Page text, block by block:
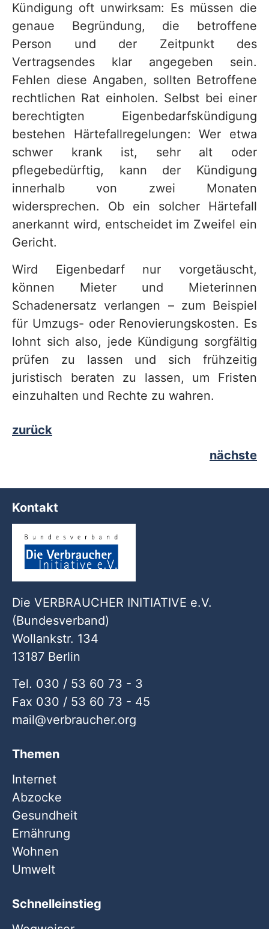
Kündigung oft unwirksam: Es müssen die
genaue Begründung, die betroffene
Person und der Zeitpunkt des
Vertragsendes klar angegeben sein.
Fehlen diese Angaben, sollten Betroffene
rechtlichen Rat einholen. Selbst bei einer
berechtigten Eigenbedarfskündigung
bestehen Härtefallregelungen: Wer etwa
schwer krank ist, sehr alt oder
pflegebedürftig, kann der Kündigung
innerhalb von zwei Monaten
widersprechen. Ob ein solcher Härtefall
anerkannt wird, entscheidet im Zweifel ein
Gericht.
Wird Eigenbedarf nur vorgetäuscht,
können Mieter und Mieterinnen
Schadenersatz verlangen – zum Beispiel
für Umzugs- oder Renovierungskosten. Es
lohnt sich also, jede Kündigung sorgfältig
prüfen zu lassen und sich frühzeitig
juristisch beraten zu lassen, um Fristen
einzuhalten und Rechte zu wahren.
zurück
nächste
Kontakt
Die VERBRAUCHER INITIATIVE e.V.
(Bundesverband)
Wollankstr. 134
13187 Berlin
Tel. 030 / 53 60 73 - 3
Fax 030 / 53 60 73 - 45
mail
verbraucher org
Themen
Internet
Abzocke
Gesundheit
Ernährung
Wohnen
Umwelt
Schnelleinstieg